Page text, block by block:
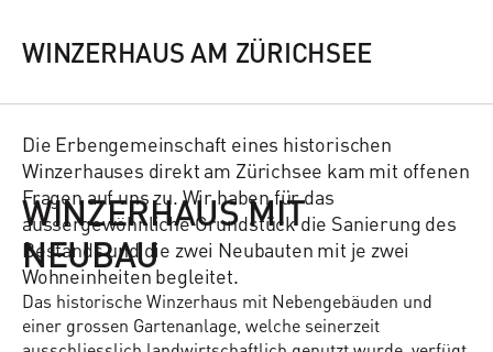
WINZERHAUS MIT
NEUBAU
WINZERHAUS AM ZÜRICHSEE
Die Erbengemeinschaft eines historischen
Winzerhauses direkt am Zürichsee kam mit offenen
Fragen auf uns zu. Wir haben für das
aussergewöhnliche Grundstück die Sanierung des
Bestands und die zwei Neubauten mit je zwei
Wohneinheiten begleitet.
Das historische Winzerhaus mit Nebengebäuden und
einer grossen Gartenanlage, welche seinerzeit